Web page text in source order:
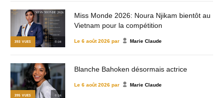
393 VUES © DR
Miss Monde 2026: Noura Njikam bientôt au
Vietnam pour la compétition
Le 6 août 2026 par Marie Claude
395 VUES © DR
Blanche Bahoken désormais actrice
Le 6 août 2026 par Marie Claude